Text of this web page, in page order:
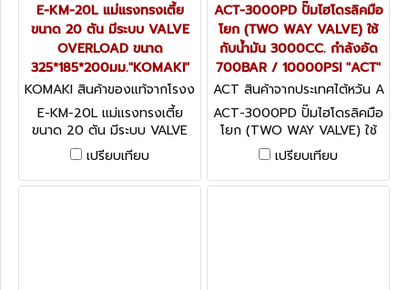
E-KM-20L แม่แรงทรงเตี้ย
ขนาด 20 ตัน มีระบบ VALVE
OVERLOAD ขนาด
325*185*200มม."KOMAKI"
KOMAKI สินค้าของแท้จากโรงง
านผู้ผลิต E-KM-20L
E-KM-20L แม่แรงทรงเตี้ย
ขนาด 20 ตัน มีระบบ VALVE
OVERLOAD ขนาด
325*185*200มม."KOMAKI"
เปรียบเทียบ
ACT-3000PD ปั๊มไฮโดรลิคมือ
โยก (TWO WAY VALVE) ใช้
กับน้ำมัน 3000CC. กำลังอัด
700BAR / 10000PSI "ACT"
ACT สินค้าจากประเทศไต้หวัน A
CT-3000PD
ACT-3000PD ปั๊มไฮโดรลิคมือ
โยก (TWO WAY VALVE) ใช้
กับน้ำมัน 3000CC. กำลังอัด
700BAR / 10000PSI "ACT"
เปรียบเทียบ